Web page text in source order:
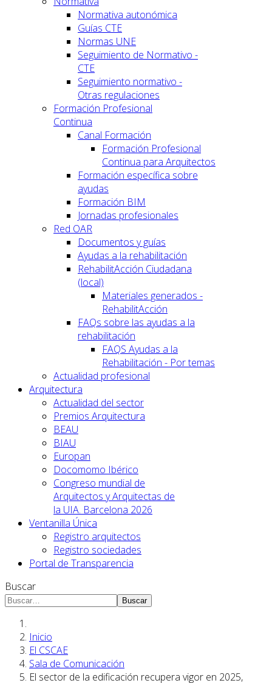
Normativa autonómica
Guías CTE
Normas UNE
Seguimiento de Normativo -
CTE
Seguimiento normativo -
Otras regulaciones
Formación Profesional
Continua
Canal Formación
Formación Profesional
Continua para Arquitectos
Formación específica sobre
ayudas
Formación BIM
Jornadas profesionales
Red OAR
Documentos y guías
Ayudas a la rehabilitación
RehabilitAcción Ciudadana
(local)
Materiales generados -
RehabilitAcción
FAQs sobre las ayudas a la
rehabilitación
FAQS Ayudas a la
Rehabilitación - Por temas
Actualidad profesional
Arquitectura
Actualidad del sector
Premios Arquitectura
BEAU
BIAU
Europan
Docomomo Ibérico
Congreso mundial de
Arquitectos y Arquitectas de
la UIA. Barcelona 2026
Ventanilla Única
Registro arquitectos
Registro sociedades
Portal de Transparencia
Buscar
Buscar
Inicio
El CSCAE
Sala de Comunicación
El sector de la edificación recupera vigor en 2025,